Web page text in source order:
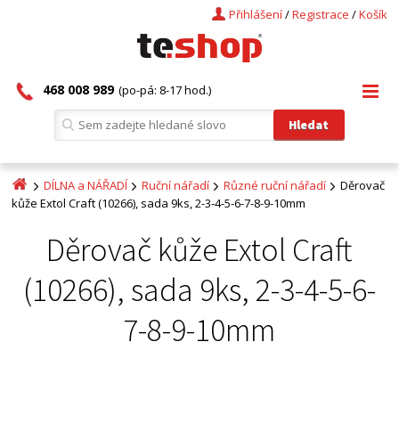
Košík
/
Registrace
/
Přihlášení
468 008 989 (po-pá: 8-17 hod.)
DÍLNA a NÁŘADÍ Ruční nářadí Různé ruční nářadí
Děrovač
kůže Extol Craft (10266), sada 9ks, 2-3-4-5-6-7-8-9-10mm
Děrovač kůže Extol Craft
(10266), sada 9ks, 2-3-4-5-6-
7-8-9-10mm